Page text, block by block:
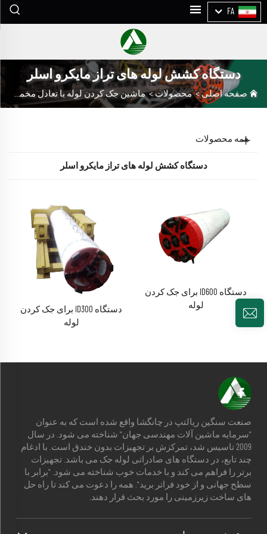
FA
دستگاه کشش لوله های تراز مایکرو اسلر
صفحه اصلی>محصولات>ماشین جک کردن لوله با تعادل مخمل
همه محصولات
دستگاه کشش لوله های تراز مایکرو اسلر
دستگاه ID600 برای جک کردن
لوله
دستگاه ID300 برای جک کردن
لوله
صنعت سنگین ریالتپ در چانگشا واقع شده است که به عنوان
"سرمایه ماشین آلات مهندسی جهان" شناخته می شود. در سال
2009 تاسیس شد، تمرکزش بر تجهیزات بدون خندق است. با ادغام
چند تابع، در دستگاه های صادراتی لوله جک می باشد. تجهیزات
برتر را فراهم می کند و با خدمات خوب شناخته می شود. "برابر با
سطح جهانی و از خود فراتر برید". همه را دعوت می کند تا راه حل
های ساخت زیرزمینی را مورد بحث قرار دهند.